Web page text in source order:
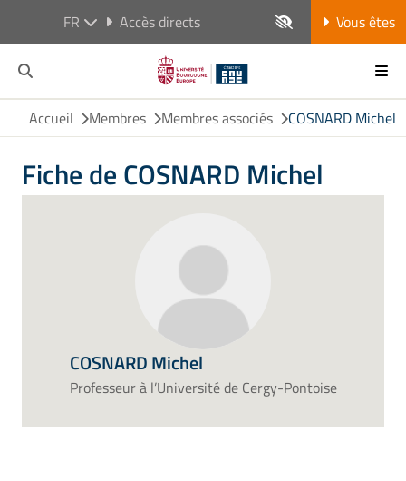
FR Accès directs Vous êtes
Accueil Membres Membres associés COSNARD Michel
Fiche de COSNARD Michel
COSNARD Michel
Professeur à l’Université de Cergy-Pontoise